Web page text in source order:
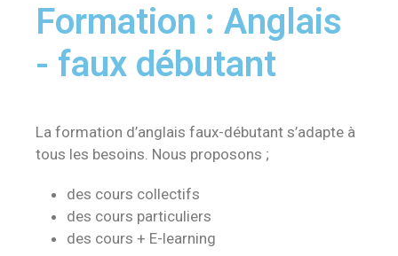
Formation : Anglais
- faux débutant
La formation d’anglais faux-débutant s’adapte à
tous les besoins. Nous proposons ;
des cours collectifs
des cours particuliers
des cours + E-learning